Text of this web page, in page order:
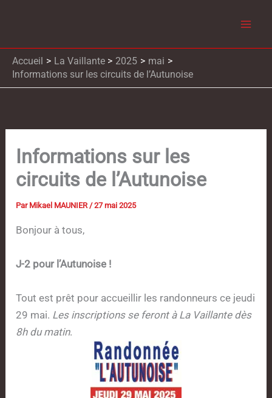
Accueil La Vaillante 2025
mai
Informations sur les circuits de l’Autunoise
Informations sur les
circuits de l’Autunoise
Par Mikael MAUNIER /27 mai 2025
Bonjour à tous,
J-2 pour l’Autunoise !
Tout est prêt pour accueillir les randonneurs ce jeudi
29 mai. Les inscriptions se feront à La Vaillante dès
8h du matin.